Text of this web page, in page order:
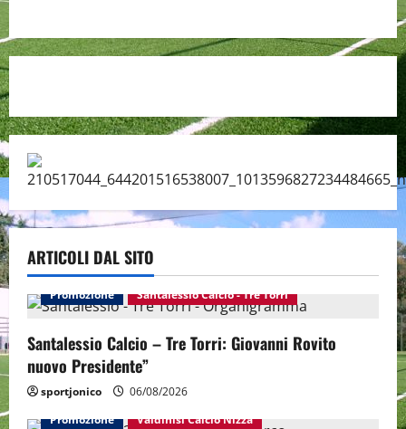
ARTICOLI DAL SITO
Promozione Santalessio Calcio - Tre Torri
Santalessio Calcio – Tre Torri: Giovanni Rovito
nuovo Presidente”
sportjonico
06/08/2026
Promozione
Valdinisi Calcio Nizza